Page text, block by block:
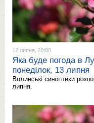
12 липня, 20:00
Яка буде погода в
понеділок, 13 липня
Волинські синоптики
липня.